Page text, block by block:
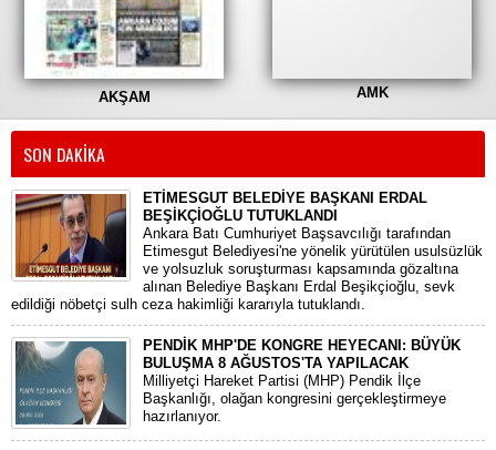
AKŞAM AMK
SON DAKİKA
ETİMESGUT BELEDİYE BAŞKANI ERDAL
BEŞİKÇİOĞLU TUTUKLANDI
Ankara Batı Cumhuriyet Başsavcılığı tarafından
Etimesgut Belediyesi'ne yönelik yürütülen usulsüzlük
ve yolsuzluk soruşturması kapsamında gözaltına
alınan Belediye Başkanı Erdal Beşikçioğlu, sevk
edildiği nöbetçi sulh ceza hakimliği kararıyla tutuklandı.
PENDİK MHP'DE KONGRE HEYECANI: BÜYÜK
BULUŞMA 8 AĞUSTOS'TA YAPILACAK
​Milliyetçi Hareket Partisi (MHP) Pendik İlçe
Başkanlığı, olağan kongresini gerçekleştirmeye
hazırlanıyor.